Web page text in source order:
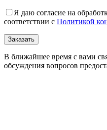
Я даю согласие на
соответствии с Политикой
В ближайшее время с вами
обсуждения вопросов